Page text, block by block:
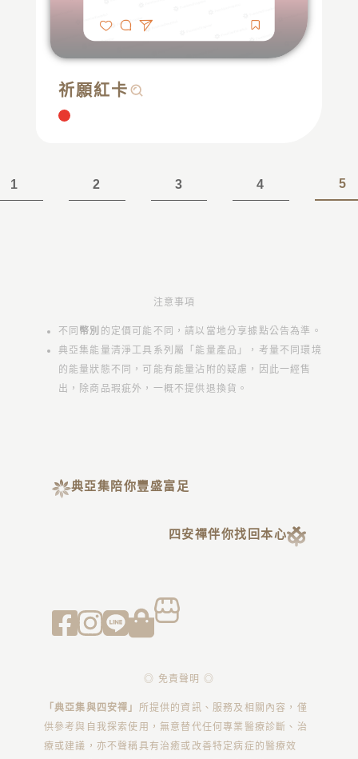
祈願紅卡
1 2 3 4 5
注意事項
不同 幣別 的定價可能不同，請以當地分享據點公告為準。
典亞集能量清淨工具系列屬「能量產品」，考量不同環境
的能量狀態不同，可能有能量沾附的疑慮，因此一經售
出，除商品瑕疵外，一概不提供退換貨。
典亞集陪你豐盛富足
四安禪伴你找回本心
◎ 免責聲明 ◎
「典亞集與四安禪」 所提供的資訊、服務及相關內容，僅
供參考與自我探索使用，無意替代任何專業醫療診斷、治
療或建議，亦不聲稱具有治癒或改善特定病症的醫療效